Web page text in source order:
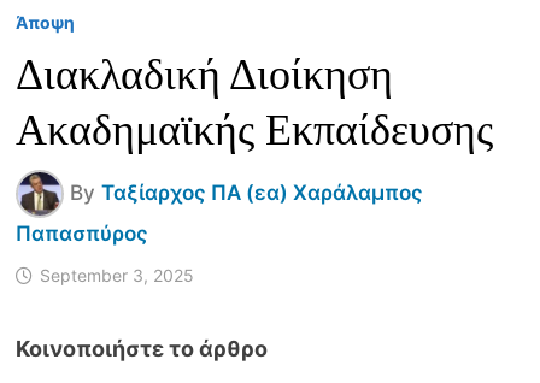
Άποψη
Διακλαδική Διοίκηση
Ακαδημαϊκής Εκπαίδευσης
By Ταξίαρχος ΠΑ (εα) Χαράλαμπος
Παπασπύρος
September 3, 2025